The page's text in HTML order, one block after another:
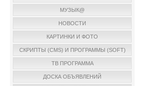
МУЗЫК@
НОВОСТИ
КАРТИНКИ И ФОТО
СКРИПТЫ (CMS) И ПРОГРАММЫ (SOFT)
ТВ ПРОГРАММА
ДОСКА ОБЪЯВЛЕНИЙ